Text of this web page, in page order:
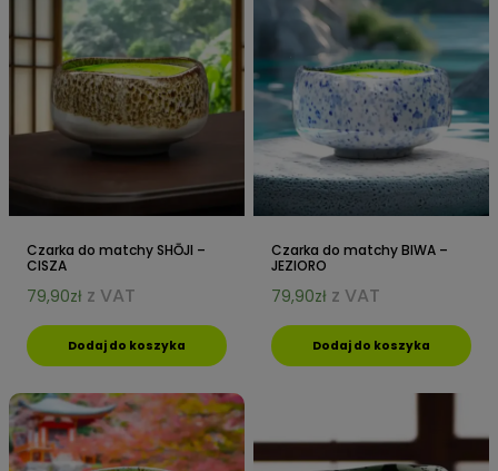
Czarka do matchy SHŌJI –
CISZA
79,90zł z VAT
Dodaj do koszyka
Czarka do matchy BIWA –
JEZIORO
79,90zł z VAT
Dodaj do koszyka